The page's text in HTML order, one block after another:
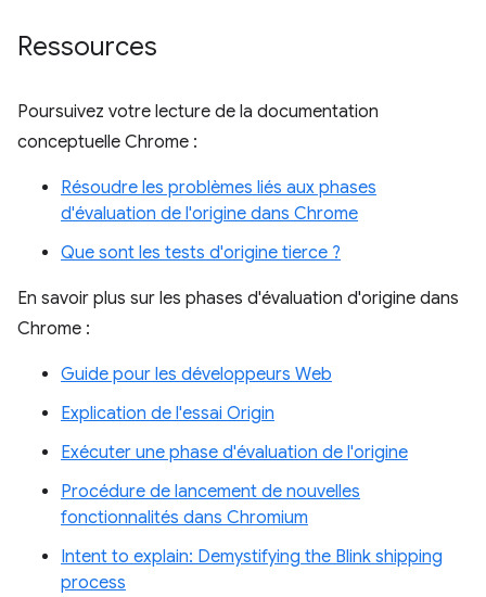
Ressources
Poursuivez votre lecture de la documentation
conceptuelle Chrome :
Résoudre les problèmes liés aux phases
d'évaluation de l'origine dans Chrome
Que sont les tests d'origine tierce ?
En savoir plus sur les phases d'évaluation d'origine dans
Chrome :
Guide pour les développeurs Web
Explication de l'essai Origin
Exécuter une phase d'évaluation de l'origine
Procédure de lancement de nouvelles
fonctionnalités dans Chromium
Intent to explain: Demystifying the Blink shipping
process